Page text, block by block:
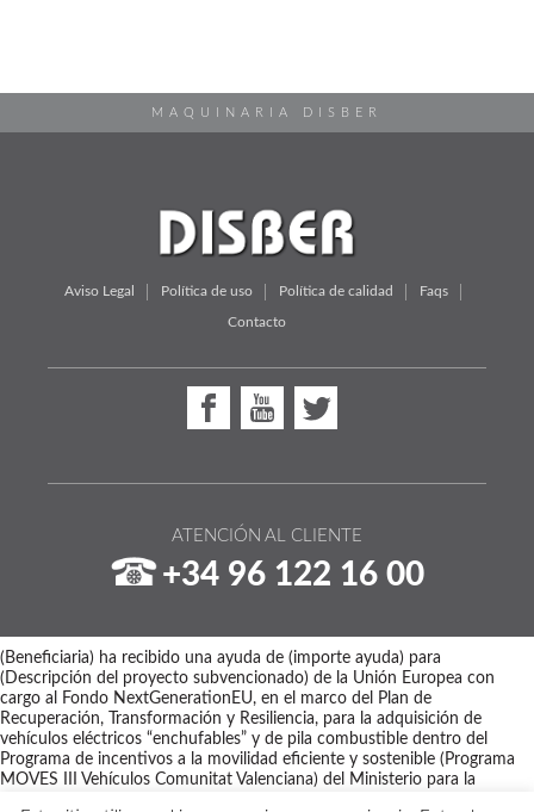
MAQUINARIA DISBER
Aviso Legal Política de uso Política de calidad Faqs
Contacto
ATENCIÓN AL CLIENTE
+34 96 122 16 00
(Beneficiaria) ha recibido una ayuda de (importe ayuda) para
(Descripción del proyecto subvencionado) de la Unión Europea con
cargo al Fondo NextGenerationEU, en el marco del Plan de
Recuperación, Transformación y Resiliencia, para la adquisición de
vehículos eléctricos “enchufables” y de pila combustible dentro del
Programa de incentivos a la movilidad eficiente y sostenible (Programa
MOVES III Vehículos Comunitat Valenciana) del Ministerio para la